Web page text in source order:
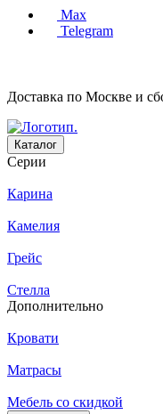
Max
Telegram
Доставка по Москве и
Каталог
Серии
Карина
Камелия
Грейс
Стелла
Дополнительно
Кровати
Матрасы
Мебель со скидкой